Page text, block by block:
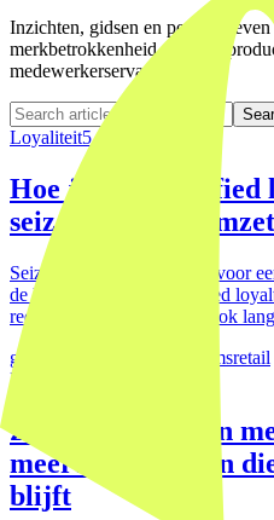
Inzichten, gidsen en
merkbetrokkenheid, digitale
medewerkerservaring.
Loyaliteit5 Jan 2026
Hoe je met gamified
seizoenskopers
Seizoencampagnes zorgen voor
de klant weer weg. Gamified
reden om terug te komen, ook
gamification
loyalty-programsretail
Engagement
Zo ontwerp je een
meerdere kanalen
blijft